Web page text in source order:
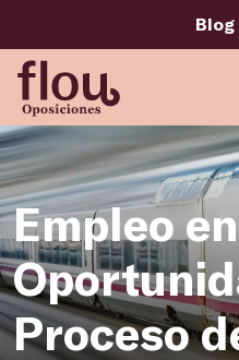
Blog
Empleo
Proceso